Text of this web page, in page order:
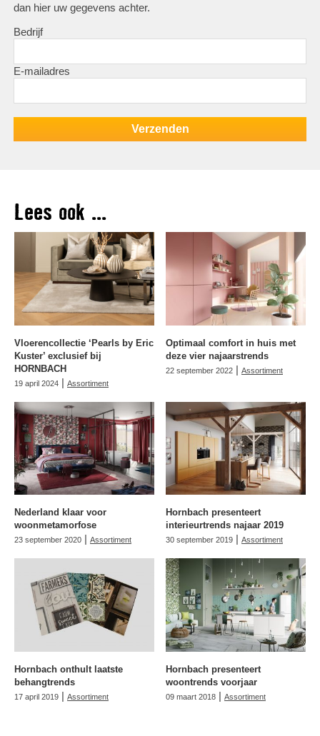
dan hier uw gegevens achter.
Bedrijf
E-mailadres
Lees ook ...
Vloerencollectie ‘Pearls by Eric
Kuster’ exclusief bij
HORNBACH
19 april 2024 | Assortiment
Optimaal comfort in huis met
deze vier najaarstrends
22 september 2022 | Assortiment
Nederland klaar voor
woonmetamorfose
23 september 2020 Assortiment
Hornbach presenteert
interieurtrends najaar 2019
30 september 2019 Assortiment
Hornbach onthult laatste
behangtrends
17 april 2019 | Assortiment
Hornbach presenteert
woontrends voorjaar
09 maart 2018 | Assortiment